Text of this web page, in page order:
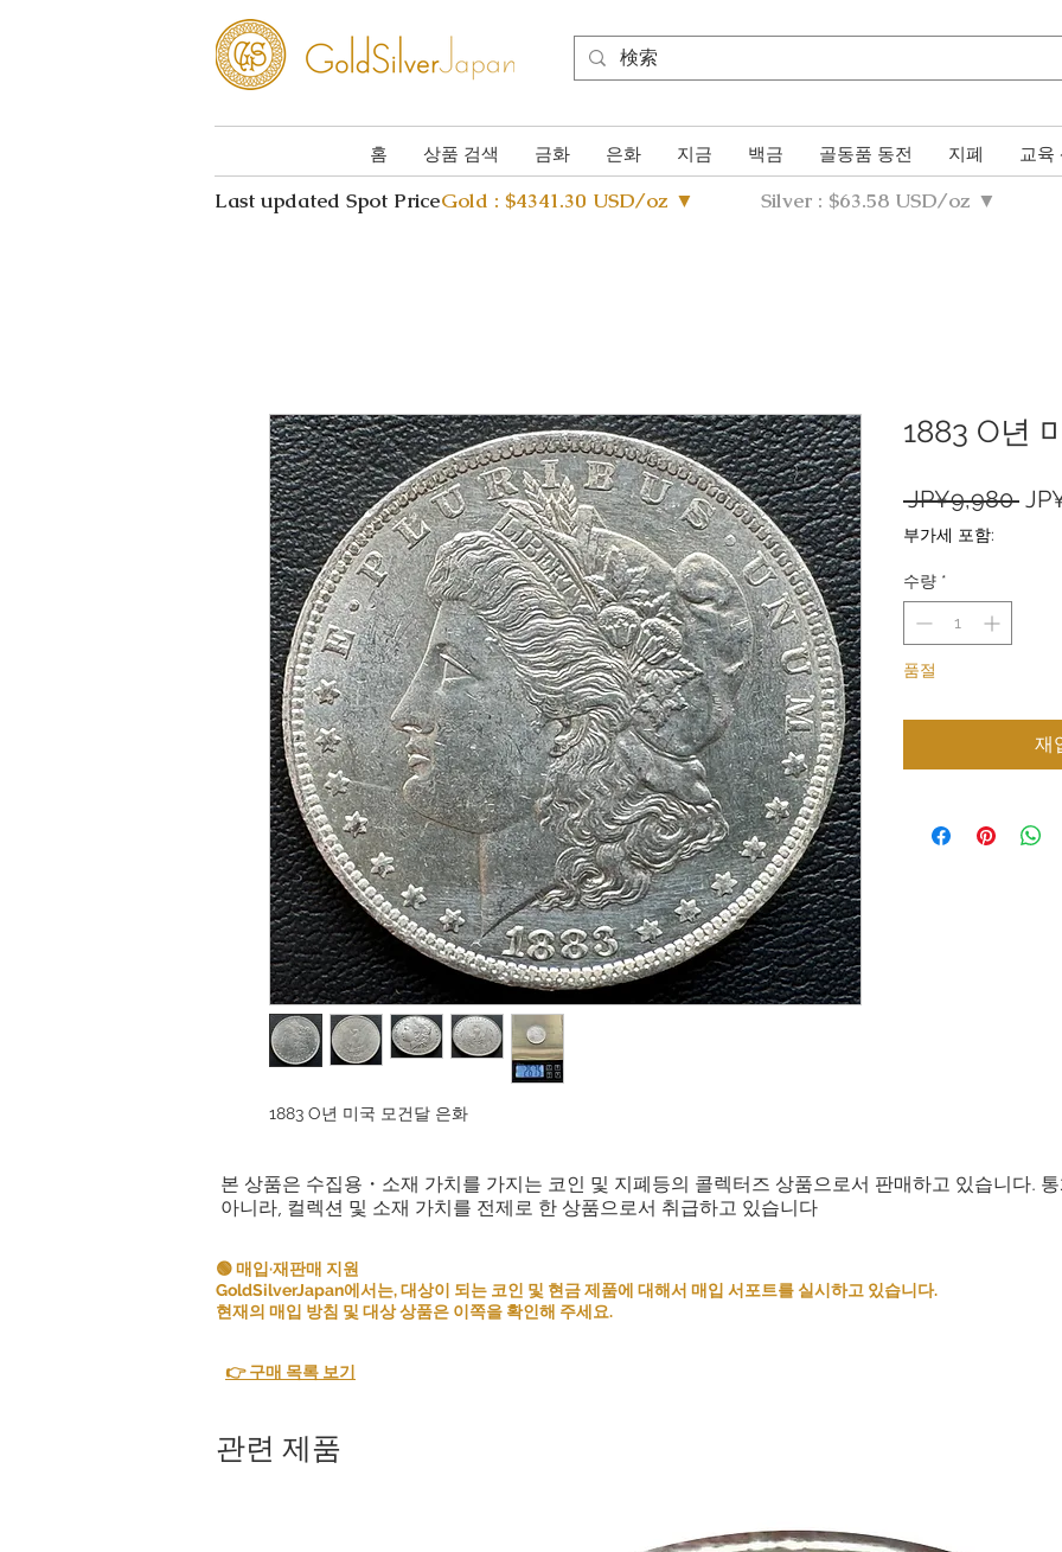
홈 상품 검색 금화 은화 지금 백금 골동품 동전 지폐 교육
Last updated Spot PriceGold : $4341.30 USD/oz ▼ Silver : $63.58 USD/oz ▼
1883 O년 미국 모건달 은화
1883 O년
JP¥9,980 일
부가세 포함:
수량 *
품절
재
본 상품은 수집용・소재 가치를 가지는 코인 및 지폐등의 콜렉터즈 상품으로서 판매하고 있습니다.
아니라, 컬렉션 및 소재 가치를 전제로 한 상품으로서 취급하고 있습니다
🟢 매입·재판매 지원
GoldSilverJapan에서는, 대상이 되는 코인 및 현금 제품에 대해서 매입 서포트를 실시하고 있습니다.
현재의 매입 방침 및 대상 상품은 이쪽을 확인해 주세요.
👉 구매 목록 보기
관련 제품